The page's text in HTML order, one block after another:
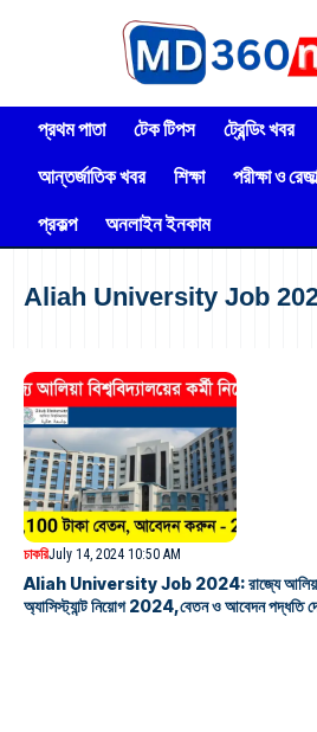
প্রথম পাতা টেক টিপস ট্রেন্ডিং খবর
আন্তর্জাতিক খবর
শিক্ষা পরীক্ষা ও
প্রকল্প
অনলাইন ইনকাম
Aliah University Job
চাকরিJuly 14, 2024 10:50 AM
Aliah University Job 2024: রাজ্যে আলিয়া
অ্যাসিস্ট্যান্ট নিয়োগ 2024,বেতন ও আবেদন পদ্ধতি